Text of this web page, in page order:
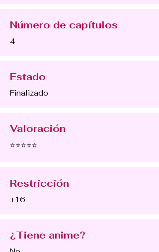
Número de capítulos
4
Estado
Finalizado
Valoración
⭐⭐⭐⭐⭐
Restricción
+16
¿Tiene anime?